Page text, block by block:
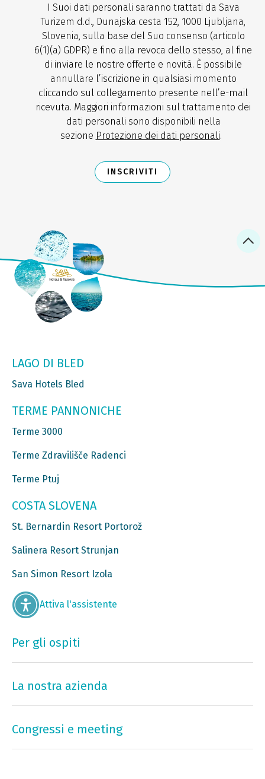
I Suoi dati personali saranno trattati da Sava
Turizem d.d., Dunajska cesta 152, 1000 Ljubljana,
Slovenia, sulla base del Suo consenso (articolo
6(1)(a) GDPR) e fino alla revoca dello stesso, al fine
di inviare le nostre offerte e novità. È possibile
annullare l’iscrizione in qualsiasi momento
cliccando sul collegamento presente nell’e-mail
ricevuta. Maggiori informazioni sul trattamento dei
dati personali sono disponibili nella
sezione Protezione dei dati personali.
INSCRIVITI
LAGO DI BLED
Sava Hotels Bled
TERME PANNONICHE
Terme 3000
Terme Zdravilišče Radenci
Terme Ptuj
COSTA SLOVENA
St. Bernardin Resort Portorož
Salinera Resort Strunjan
San Simon Resort Izola
Attiva l'assistente
Per gli ospiti
La nostra azienda
Congressi e meeting